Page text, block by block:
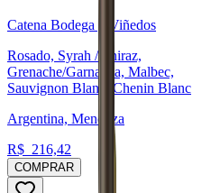
Catena Bodega y Viñedos
Rosado, Syrah / Shiraz,
Grenache/Garnacha, Malbec,
Sauvignon Blanc, Chenin Blanc
Argentina, Mendoza
R$ 216,42
COMPRAR